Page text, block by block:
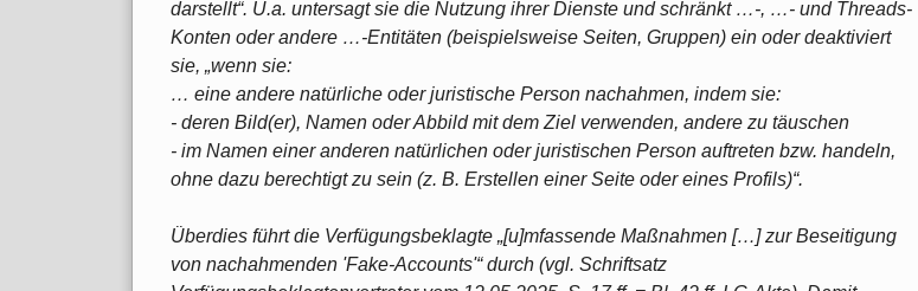
darstellt“. U.a. untersagt sie die Nutzung ihrer Dienste und schränkt …-, …- und Threads-
Konten oder andere …-Entitäten (beispielsweise Seiten, Gruppen) ein oder deaktiviert
sie, „wenn sie:
… eine andere natürliche oder juristische Person nachahmen, indem sie:
- deren Bild(er), Namen oder Abbild mit dem Ziel verwenden, andere zu täuschen
- im Namen einer anderen natürlichen oder juristischen Person auftreten bzw. handeln,
ohne dazu berechtigt zu sein (z. B. Erstellen einer Seite oder eines Profils)“.
Überdies führt die Verfügungsbeklagte „[u]mfassende Maßnahmen […] zur Beseitigung
von nachahmenden 'Fake-Accounts'“ durch (vgl. Schriftsatz